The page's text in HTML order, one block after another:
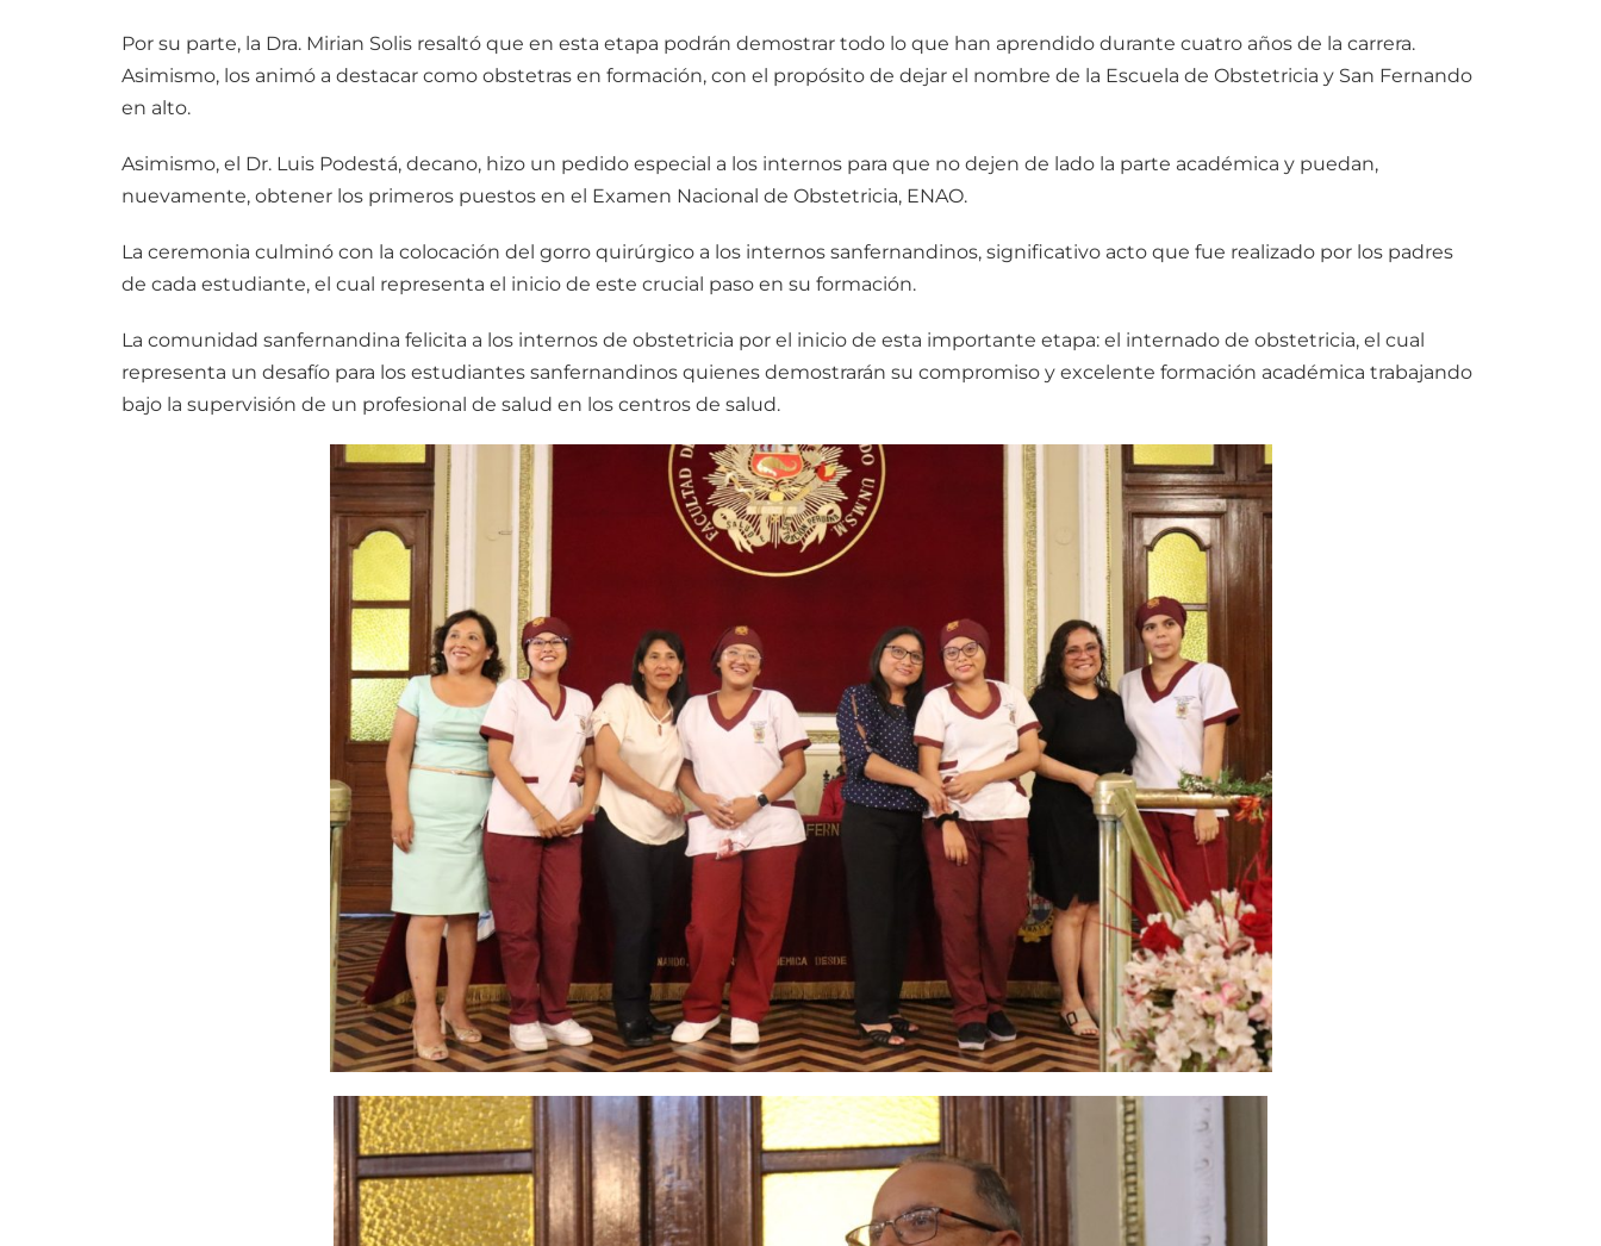
Por su parte, la Dra. Mirian Solis resaltó que en esta etapa podrán demostrar todo lo que han aprendido durante cuatro años de la carrera.
Asimismo, los animó a destacar como obstetras en formación, con el propósito de dejar el nombre de la Escuela de Obstetricia y San Fernando
en alto.
Asimismo, el Dr. Luis Podestá, decano, hizo un pedido especial a los internos para que no dejen de lado la parte académica y puedan,
nuevamente, obtener los primeros puestos en el Examen Nacional de Obstetricia, ENAO.
La ceremonia culminó con la colocación del gorro quirúrgico a los internos sanfernandinos, significativo acto que fue realizado por los padres
de cada estudiante, el cual representa el inicio de este crucial paso en su formación.
La comunidad sanfernandina felicita a los internos de obstetricia por el inicio de esta importante etapa: el internado de obstetricia, el cual
representa un desafío para los estudiantes sanfernandinos quienes demostrarán su compromiso y excelente formación académica trabajando
bajo la supervisión de un profesional de salud en los centros de salud.